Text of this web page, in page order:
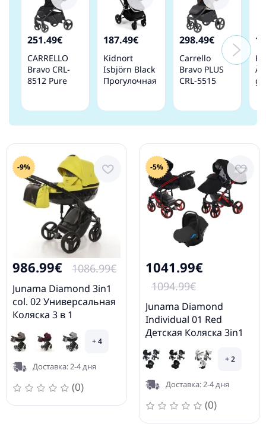
251.49€
CARRELLO
Bravo CRL-
8512 Pure
Коляска
187.49€
Kidnort
Isbjörn Black
Прогулочная
298.49€
Carrello
Bravo PLUS
CRL-5515
Прогулочная
Коляска
-9%
986.99€ 1086.99€
Junama Diamond 3in1
col. 02 Универсальная
Коляска 3 в 1
+ 4
Доставка: 2-4 дня
(0)
-5%
1041.99€
1094.99€
Junama Diamond
Individual 01 Red
Детская Коляска 3in1
+ 2
Доставка: 2-4 дня
(0)